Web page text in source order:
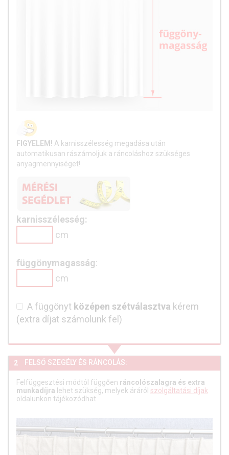
FIGYELEM! A karnisszélesség megadása után
automatikusan rászámoljuk a ráncoláshoz szükséges
anyagmennyiséget!
karnisszélesség:
cm
függönymagasság:
cm
A függönyt középen szétválasztva kérem
(extra díjat számolunk fel)
2 FELSŐ SZEGÉLY ÉS RÁNCOLÁS:
Felfüggesztési módtól függően ráncolószalagra és extra
munkadíjra lehet szükség, melyek áráról szolgáltatási díjak
oldalunkon tájékozódhat.